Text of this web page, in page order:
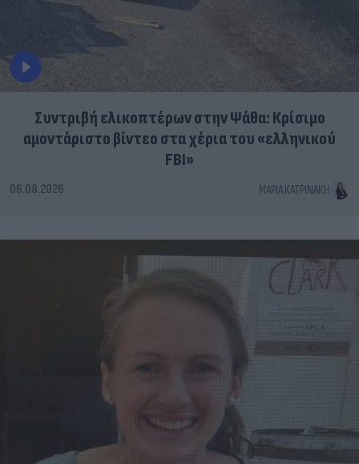
Συντριβή ελικοπτέρων στην Ψάθα: Κρίσιμο
αμοντάριστο βίντεο στα χέρια του «ελληνικού
FBI»
06.08.2026 ΜΑΡΊΑ ΚΑΤΡΙΝΆΚΗ